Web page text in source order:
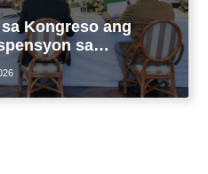
Kongreso ang
sa
Property Valuation
Act